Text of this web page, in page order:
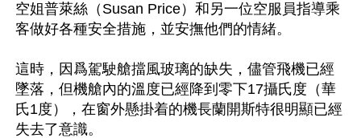
空姐普萊絲（Susan Price）和另一位空服員指導乘
客做好各種安全措施，並安撫他們的情緒。
這時，因爲駕駛艙擋風玻璃的缺失，儘管飛機已經
墜落，但機艙內的溫度已經降到零下17攝氏度（華
氏1度），在窗外懸掛着的機長蘭開斯特很明顯已經
失去了意識。